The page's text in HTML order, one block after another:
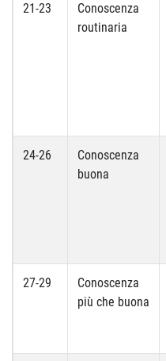
21-23
Conoscenza
routinaria
24-26
Conoscenza
buona
27-29
Conoscenza
più che buona